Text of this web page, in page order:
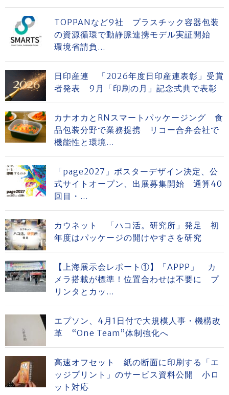
TOPPANなど9社 プラスチック容器包装
の資源循環で動静脈連携モデル実証開始
環境省請負...
日印産連 「2026年度日印産連表彰」受賞
者発表 9月「印刷の月」記念式典で表彰
カナオカとRNスマートパッケージング 食
品包装分野で業務提携 リコー合弁会社で
機能性と環境...
「page2027」ポスターデザイン決定、公
式サイトオープン、出展募集開始 通算40
回目・...
カウネット 「ハコ活。研究所」発足 初
年度はパッケージの開けやすさを研究
【上海展示会レポート①】「APPP」 カ
メラ搭載が標準！位置合わせは不要に プ
リンタとカッ...
エプソン、4月1日付で大規模人事・機構改
革 “One Team”体制強化へ
高速オフセット 紙の断面に印刷する「エ
ッジプリント」のサービス資料公開 小ロ
ット対応